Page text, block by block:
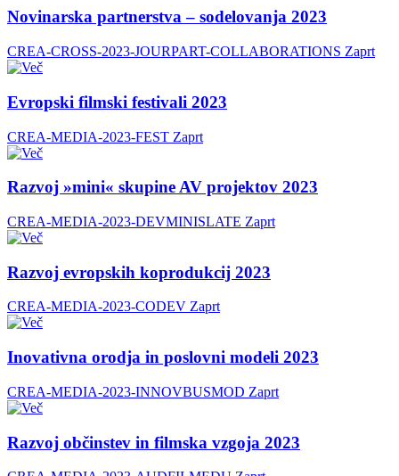
Novinarska partnerstva – sodelovanja 2023
CREA-CROSS-2023-JOURPART-COLLABORATIONS Zaprt
Evropski filmski festivali 2023
CREA-MEDIA-2023-FEST Zaprt
Razvoj »mini« skupine AV projektov 2023
CREA-MEDIA-2023-DEVMINISLATE Zaprt
Razvoj evropskih koprodukcij 2023
CREA-MEDIA-2023-CODEV Zaprt
Inovativna orodja in poslovni modeli 2023
CREA-MEDIA-2023-INNOVBUSMOD Zaprt
Razvoj občinstev in filmska vzgoja 2023